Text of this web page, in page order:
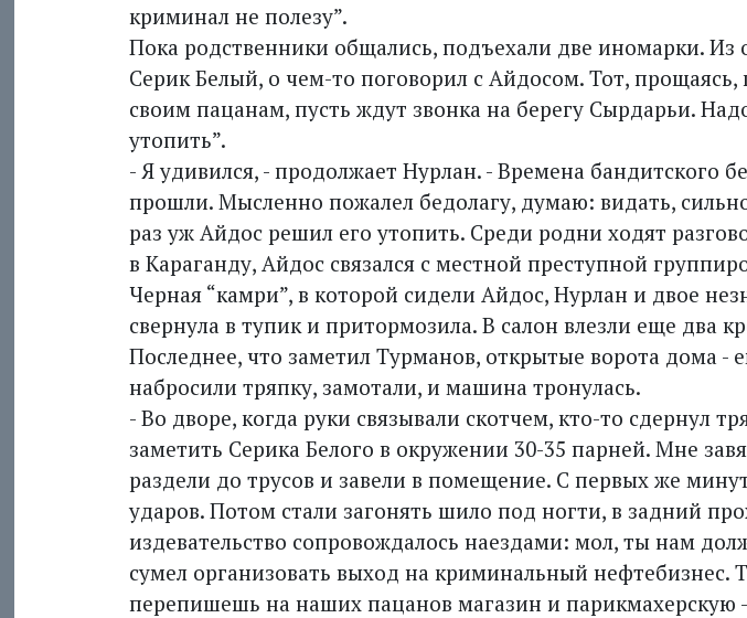
криминал не полезу”.
Пока родственники общались, подъехали две иномарки.
Серик Белый, о чем-то поговорил с Айдосом. Тот, прощаясь,
своим пацанам, пусть ждут звонка на берегу Сырдарьи.
утопить”.
- Я удивился, - продолжает Нурлан. - Времена бандитского
прошли. Мысленно пожалел бедолагу, думаю: видать,
раз уж Айдос решил его утопить. Среди родни ходят
в Караганду, Айдос связался с местной преступной
Черная “камри”, в которой сидели Айдос, Нурлан и двое
свернула в тупик и притормозила. В салон влезли еще два
Последнее, что заметил Турманов, открытые ворота дома -
набросили тряпку, замотали, и машина тронулась.
- Во дворе, когда руки связывали скотчем, кто-то сдернул
заметить Серика Белого в окружении 30-35 парней. Мне
раздели до трусов и завели в помещение. С первых же
ударов. Потом стали загонять шило под ногти, в задний
издевательство сопровождалось наездами: мол, ты нам
сумел организовать выход на криминальный нефтебизнес.
перепишешь на наших пацанов магазин и парикмахерскую